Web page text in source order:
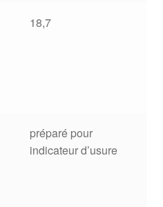
18,7
préparé pour
indicateur d’usure